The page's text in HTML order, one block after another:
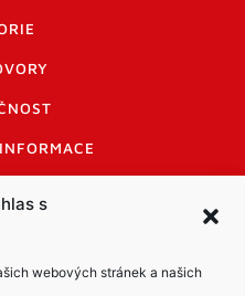
s
webových stránek a našich
DISKUTUJÍCÍCH
MANUÁL